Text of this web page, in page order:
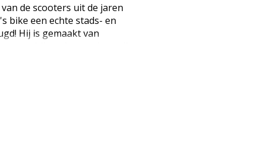
de scooters uit de jaren
bike een echte stads- en
Hij is gemaakt van
om bijzonder stevig te zijn,
volrubberen banden